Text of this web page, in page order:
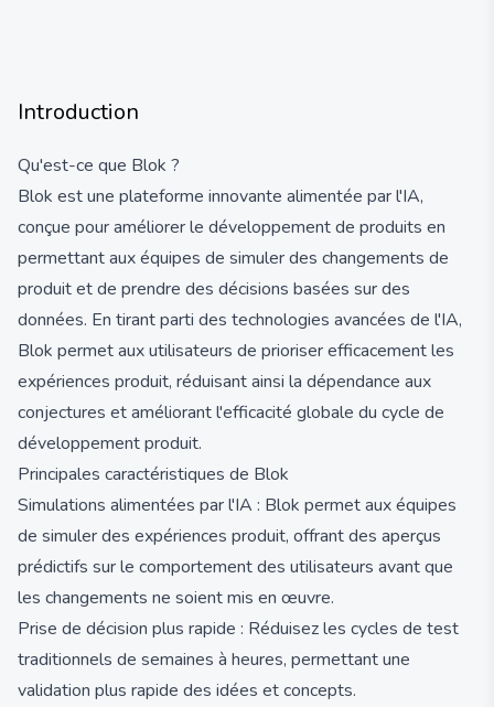
Introduction
Qu'est-ce que Blok ?
Blok est une plateforme innovante alimentée par l'IA,
conçue pour améliorer le développement de produits en
permettant aux équipes de simuler des changements de
produit et de prendre des décisions basées sur des
données. En tirant parti des technologies avancées de l'IA,
Blok permet aux utilisateurs de prioriser efficacement les
expériences produit, réduisant ainsi la dépendance aux
conjectures et améliorant l'efficacité globale du cycle de
développement produit.
Principales caractéristiques de Blok
Simulations alimentées par l'IA : Blok permet aux équipes
de simuler des expériences produit, offrant des aperçus
prédictifs sur le comportement des utilisateurs avant que
les changements ne soient mis en œuvre.
Prise de décision plus rapide : Réduisez les cycles de test
traditionnels de semaines à heures, permettant une
validation plus rapide des idées et concepts.